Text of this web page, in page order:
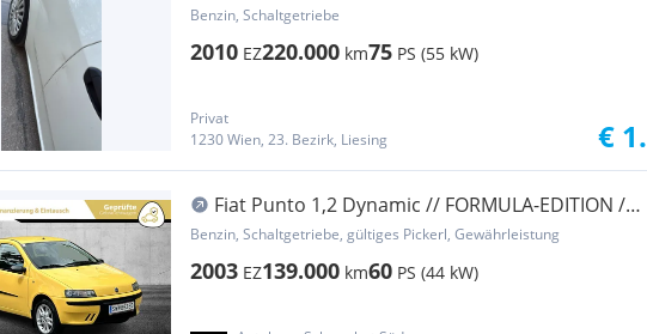
Benzin, Schaltgetriebe
2010 EZ220.000 km75 PS (55 kW)
Privat
1230 Wien, 23. Bezirk, Liesing
€
Fiat Punto 1,2 Dynamic // FORMULA-EDITION //
SONDERM...
Benzin, Schaltgetriebe, gültiges Pickerl, Gewährleistung
2003 EZ139.000 km60 PS (44 kW)